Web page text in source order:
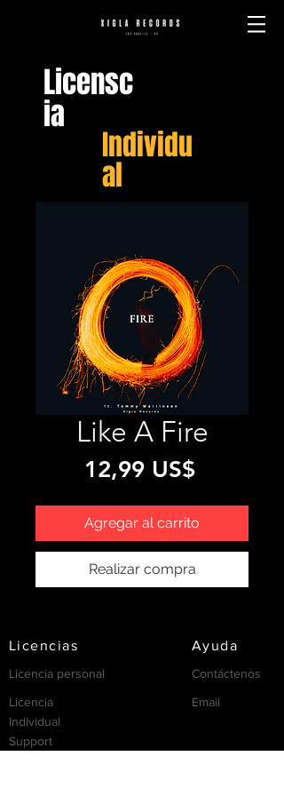
Licensc
ia
Individu
al
Like A Fire
12,99 US$Precio
Agregar al carrito
Realizar compra
Licencias Ayuda
Licencia personal
Licencia
Individual
Contáctenos
Email
Support